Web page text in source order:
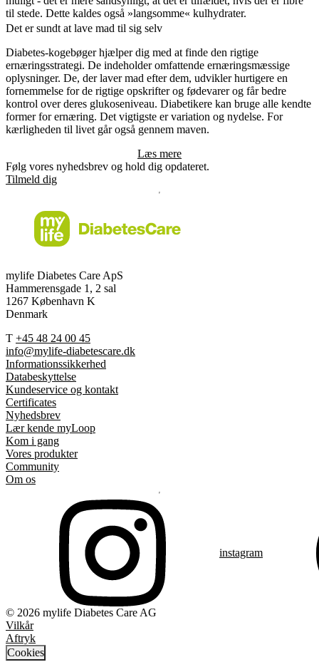
til stede. Dette kaldes også »langsomme« kulhydrater.
Det er sundt at lave mad til sig selv
Diabetes-kogebøger hjælper dig med at finde den rigtige
ernæringsstrategi. De indeholder omfattende ernæringsmæssige
oplysninger. De, der laver mad efter dem, udvikler hurtigere en
fornemmelse for de rigtige opskrifter og fødevarer og får bedre
kontrol over deres glukoseniveau. Diabetikere kan bruge alle kendte
former for ernæring. Det vigtigste er variation og nydelse. For
kærligheden til livet går også gennem maven.
Læs mere
Følg vores nyhedsbrev og hold dig opdateret.
Tilmeld dig
mylife Diabetes Care ApS
Hammerensgade 1, 2 sal
1267 København K
Denmark
T +45 48 24 00 45
info@mylife-diabetescare.dk
Informationssikkerhed
Databeskyttelse
Kundeservice og kontakt
Certificates
Nyhedsbrev
Lær kende myLoop
Kom i gang
Vores produkter
Community
Om os
instagram
© 2026 mylife Diabetes Care AG
Vilkår
Aftryk
Cookies